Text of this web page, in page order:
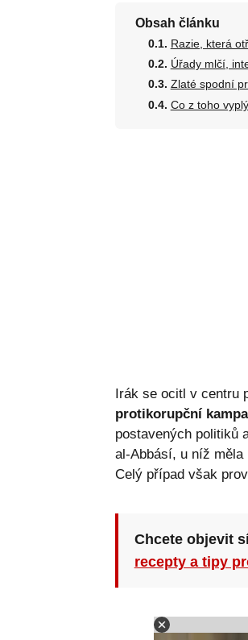
Obsah článku
Razie, která
Úřady mlčí,
Zlaté spodní
Co z toho
Irák se ocitl v centru
protikorupční
postavených politiků
al-Abbásí, u níž
Celý případ však
Chcete objevit
recepty a tipy